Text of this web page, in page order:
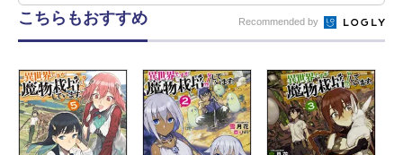
こちらもおすすめ Recommended by